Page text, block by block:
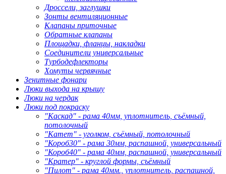
Дроссели, заглушки
Зонты вентиляционные
Клапаны приточные
Обратные клапаны
Площадки, фланцы, накладки
Соединители универсальные
Турбодефлекторы
Хомуты червячные
Зенитные фонари
Люки выхода на крышу
Люки на чердак
Люки под покраску
"Каскад" - рама 40мм, уплотнитель, съёмный,
потолочный
"Катет" - уголком, съёмный, потолочный
"Короб30" - рама 30мм, распашной, универсальный
"Короб40" - рама 40мм, распашной, универсальный
"Кратер" - круглой формы, съёмный
"Пилот" - рама 40мм., уплотнитель, распашной,